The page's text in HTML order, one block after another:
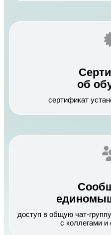
об
сертификат
доступ в общую чат-
с коллегами